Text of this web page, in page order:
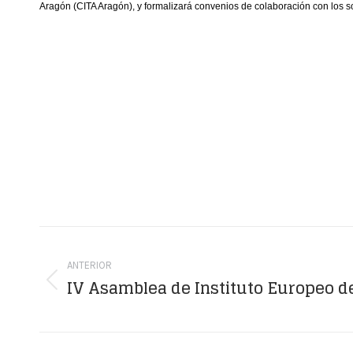
Aragón (CITA Aragón), y formalizará convenios de colaboración con los
entre
ANTERIOR
Publicación
IV Asamblea de Instituto Europeo